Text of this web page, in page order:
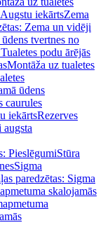
iekārtsZema
Zema un vidēji
tvertnes no
podu ārējās
Montāža uz tualetes
ūdens
caurules
iekārtsRezerves
PieslēgumiStūra
Sigma
paredzētas: Sigma
skalojamās